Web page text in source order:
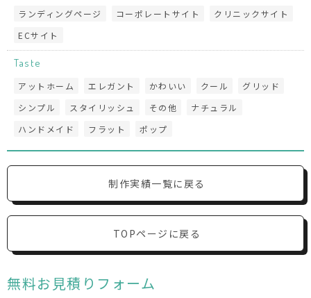
ランディングページ
コーポレートサイト
クリニックサイト
ECサイト
Taste
アットホーム エレガント かわいい クール
グリッド
シンプル
スタイリッシュ その他
ナチュラル
ハンドメイド
フラット ポップ
制作実績一覧に戻る
TOPページに戻る
無料お見積りフォーム